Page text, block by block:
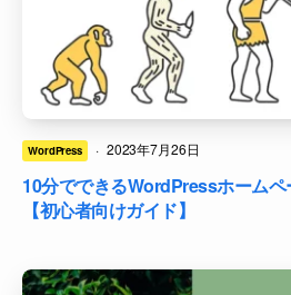
WordPress · 2023年7月26日
10分でできるWordPressホーム
【初心者向けガイド】